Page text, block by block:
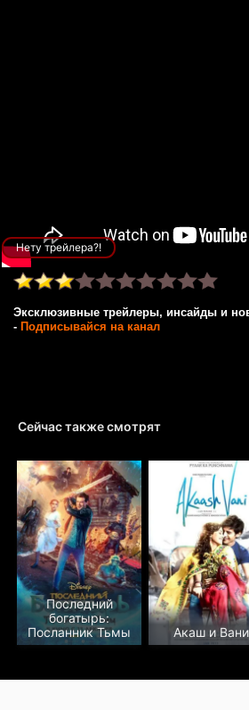
Нету трейлера?!
Эксклюзивные трейлеры, инсайды и
- Подписывайся на канал
Сейчас также смотрят
Последний
богатырь:
Посланник Тьмы
Акаш и Вани